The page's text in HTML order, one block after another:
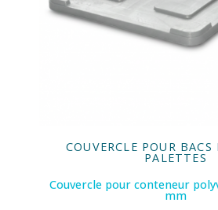
COUVERCLE POUR BACS
PALETTES
Couvercle pour conteneur
mm